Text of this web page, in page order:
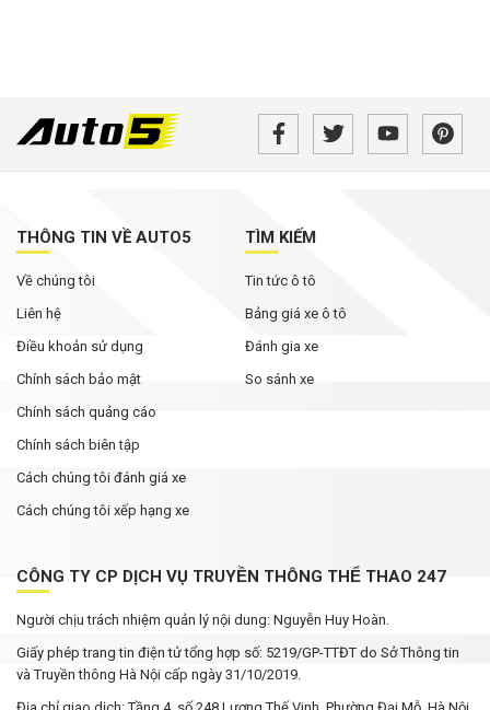
THÔNG TIN VỀ AUTO5
Về chúng tôi
Liên hệ
Điều khoản sử dụng
Chính sách bảo mật
Chính sách quảng cáo
Chính sách biên tập
Cách chúng tôi đánh giá xe
Cách chúng tôi xếp hạng xe
TÌM KIẾM
Tin tức ô tô
Bảng giá xe ô tô
Đánh gia xe
So sánh xe
CÔNG TY CP DỊCH VỤ TRUYỀN THÔNG THỂ THAO 247
Người chịu trách nhiệm quản lý nội dung: Nguyễn Huy Hoàn.
Giấy phép trang tin điện tử tổng hợp số: 5219/GP-TTĐT do Sở Thông tin
và Truyền thông Hà Nội cấp ngày 31/10/2019.